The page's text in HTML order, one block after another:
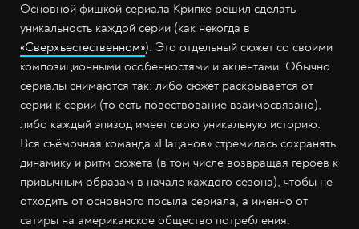
Основной фишкой сериала Крипке решил сделать
уникальность каждой серии (как некогда в
«Сверхъестественном»). Это отдельный сюжет со своими
композиционными особенностями и акцентами. Обычно
сериалы снимаются так: либо сюжет раскрывается от
серии к серии (то есть повествование взаимосвязано),
либо каждый эпизод имеет свою уникальную историю.
Вся съёмочная команда «Пацанов» стремилась сохранять
динамику и ритм сюжета (в том числе возвращая героев к
привычным образам в начале каждого сезона), чтобы не
отходить от основного посыла сериала, а именно от
сатиры на американское общество потребления.